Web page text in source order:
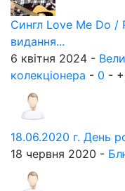
Сингл Love Me Do /
видання...
6 квітня 2024 -
колекціонера - 0 -
18.06.2020 г. День
18 червня 2020 -